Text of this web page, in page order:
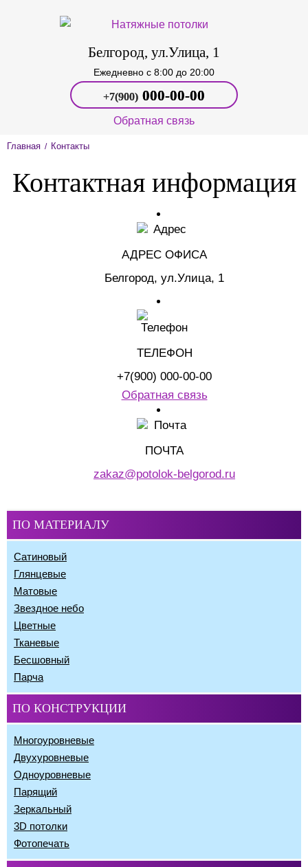
Белгород, ул.Улица, 1
Ежедневно c 8:00 до 20:00
+7(900) 000‑00-00
Обратная связь
Главная / Контакты
Контактная информация
АДРЕС ОФИСА
Белгород, ул.Улица, 1
ТЕЛЕФОН
+7(900) 000‑00-00
Обратная связь
ПОЧТА
zakaz@potolok-belgorod.ru
ПО МАТЕРИАЛУ
Сатиновый
Глянцевые
Матовые
Звездное небо
Цветные
Тканевые
Бесшовный
Парча
ПО КОНСТРУКЦИИ
Многоуровневые
Двухуровневые
Одноуровневые
Парящий
Зеркальный
3D потолки
Фотопечать